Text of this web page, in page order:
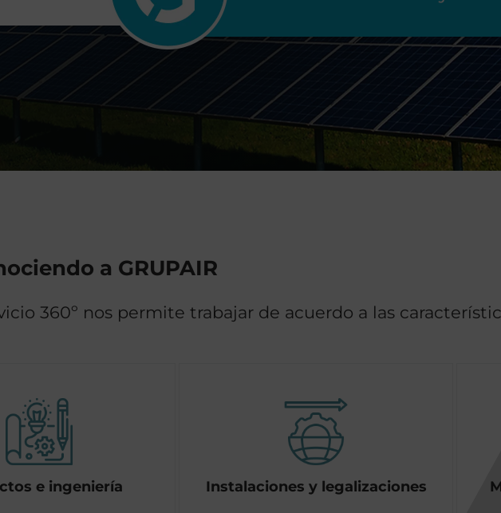
a GRUPAIR
360º nos permite trabajar de acuerdo a las
e ingeniería Instalaciones y legalizaciones